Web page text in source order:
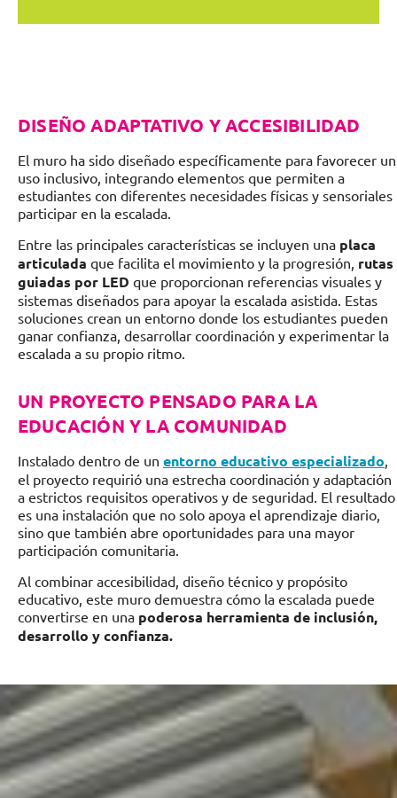
DISEÑO ADAPTATIVO Y ACCESIBILIDAD
El muro ha sido diseñado específicamente para favorecer un
uso inclusivo, integrando elementos que permiten a
estudiantes con diferentes necesidades físicas y sensoriales
participar en la escalada.
Entre las principales características se incluyen una placa
articulada que facilita el movimiento y la progresión, rutas
guiadas por LED que proporcionan referencias visuales y
sistemas diseñados para apoyar la escalada asistida. Estas
soluciones crean un entorno donde los estudiantes pueden
ganar confianza, desarrollar coordinación y experimentar la
escalada a su propio ritmo.
UN PROYECTO PENSADO PARA LA
EDUCACIÓN Y LA COMUNIDAD
Instalado dentro de un entorno educativo especializado
el proyecto requirió una estrecha coordinación y adaptación
a estrictos requisitos operativos y de seguridad. El resultado
es una instalación que no solo apoya el aprendizaje diario,
sino que también abre oportunidades para una mayor
participación comunitaria.
Al combinar accesibilidad, diseño técnico y propósito
educativo, este muro demuestra cómo la escalada puede
convertirse en una poderosa herramienta de inclusión,
desarrollo y confianza.